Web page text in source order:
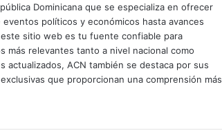
Dominicana que se especializa en ofrecer
políticos y económicos hasta avances
sitio web es tu fuente confiable para
más relevantes tanto a nivel nacional como
actualizados, ACN también se destaca por sus
que proporcionan una comprensión más